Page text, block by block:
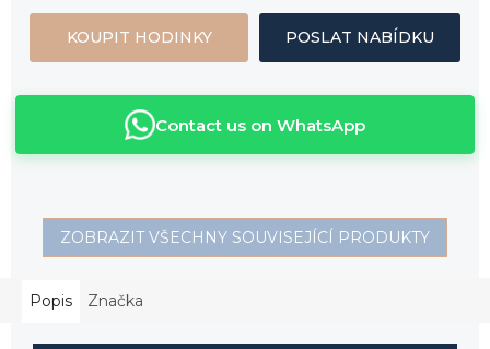
KOUPIT HODINKY POSLAT NABÍDKU
Contact us on WhatsApp
ZOBRAZIT VŠECHNY SOUVISEJÍCÍ PRODUKTY
Popis Značka